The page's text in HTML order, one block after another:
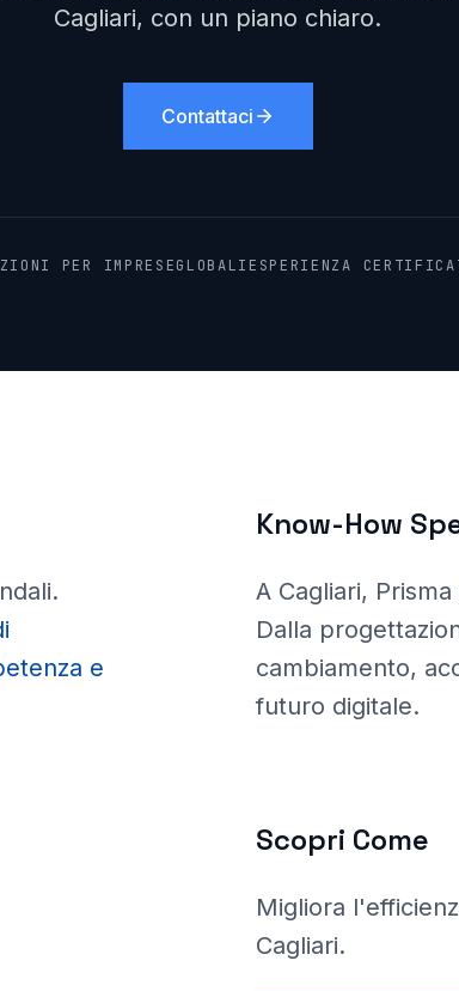
Cagliari, con un piano chiaro.
Contattaci
PER IMPRESEGLOBALI ESPERIENZA
.
e
Know-How
A Cagliari, Prisma
Dalla
cambiamento,
futuro digitale.
Scopri Come
Migliora
Cagliari.